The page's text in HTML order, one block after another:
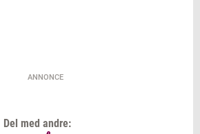
ANNONCE
Del med andre: